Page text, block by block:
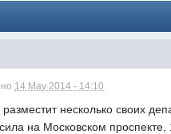
14 May 2014 - 14:10
несколько своих
на Московском